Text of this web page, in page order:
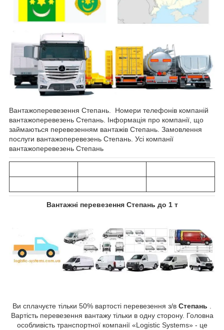
Вантажоперевезення Степань. Номери телефонів компаній
вантажоперевезень Степань. Інформація про компанії, що
займаються перевезенням вантажів Степань. Замовлення
послуги вантажоперевезень Степань. Усі компанії
вантажоперевезень Степань
Вантажні перевезення Степань до 1 т
Ви сплачуєте тільки 50% вартості перевезення з/в Степань .
Вартість перевезення вантажу тільки в одну сторону. Головна
особливість транспортної компанії «Logistic Systems» - це